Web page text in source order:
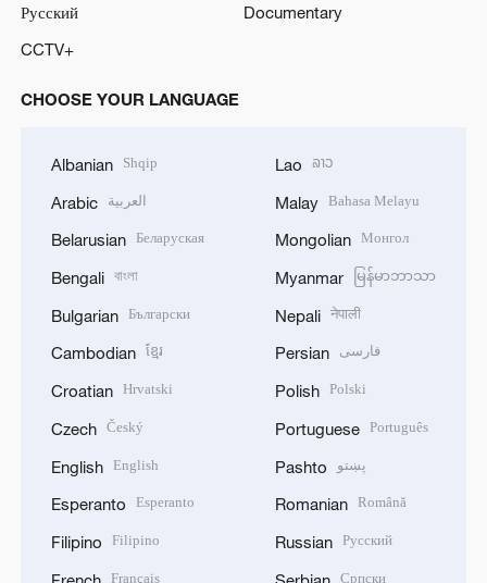
Русский
Documentary
CCTV+
CHOOSE YOUR LANGUAGE
Albanian Shqip
Arabic العربية
Belarusian Беларуская
Bengali বাংলা
Bulgarian Български
Cambodian ខ្មែរ
Croatian Hrvatski
Czech Český
English English
Esperanto Esperanto
Filipino Filipino
Français
Lao ລາວ
Malay Bahasa Melayu
Mongolian Монгол
Myanmar မြန်မာဘာသာ
Nepali नेपाली
Persian فارسی
Polish Polski
Portuguese Português
Pashto پښتو
Romanian Română
Russian Русский
Српски